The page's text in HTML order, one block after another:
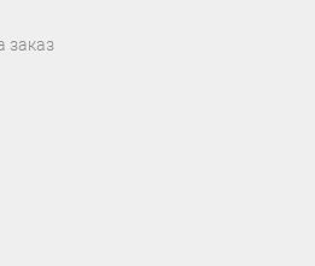
и сортировки
к складским
дисплеи,
для наглядной
Например, по
и т.д.
заказ